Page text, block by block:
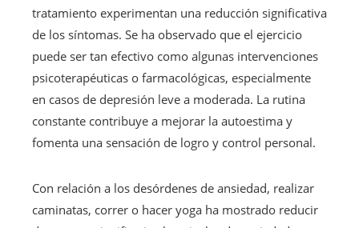
tratamiento experimentan una reducción significativa
de los síntomas. Se ha observado que el ejercicio
puede ser tan efectivo como algunas intervenciones
psicoterapéuticas o farmacológicas, especialmente
en casos de depresión leve a moderada. La rutina
constante contribuye a mejorar la autoestima y
fomenta una sensación de logro y control personal.
Con relación a los desórdenes de ansiedad, realizar
caminatas, correr o hacer yoga ha mostrado reducir